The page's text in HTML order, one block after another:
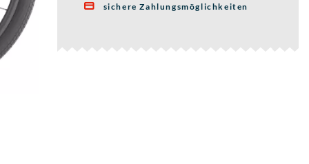
 sichere Zahlungsmöglichkeiten